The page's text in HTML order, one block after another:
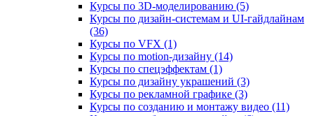
Курсы по 3D‑моделированию (5)
Курсы по дизайн-системам и UI-гайдлайнам
(36)
Курсы по VFX (1)
Курсы по motion-дизайну (14)
Курсы по спецэффектам (1)
Курсы по дизайну украшений (3)
Курсы по рекламной графике (3)
Курсы по созданию и монтажу видео (11)